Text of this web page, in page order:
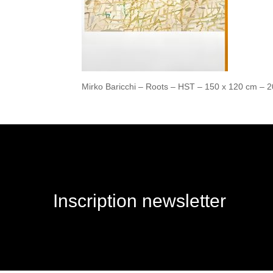
Mirko Baricchi – Roots – HST – 150 x 120 cm –
Inscription newsletter